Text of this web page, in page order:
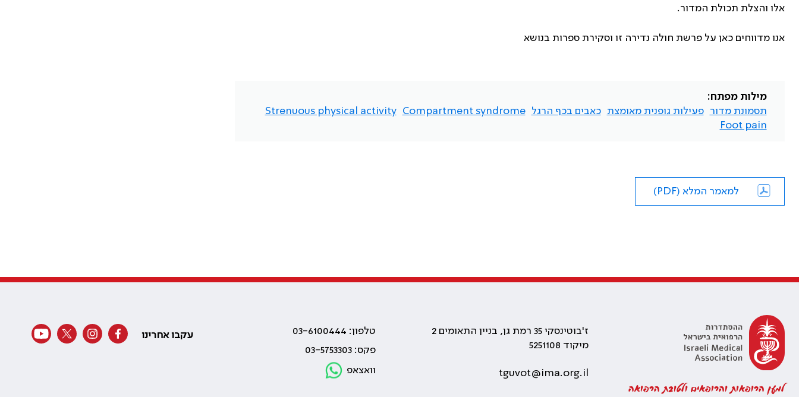
אלו והצלת תכולת המדור.
אנו מדווחים כאן על פרשת חולה נדירה זו וסקירת ספרות בנושא
מילות מפתח:
תסמונת מדור
פעילות גופנית מאומצת כאבים בכף הרגל Compartment syndrome
Strenuous physical activity
Foot pain
למאמר המלא (PDF)
למען הרופאות והרופאים ולטובת הרפואה
ז'בוטינסקי 35 רמת גן, בניין התאומים 2
מיקוד 5251108
tguvot@ima.org.il
טלפון: 03-6100444
פקס: 03-5753303
וואצאפ
עקבו אחרינו